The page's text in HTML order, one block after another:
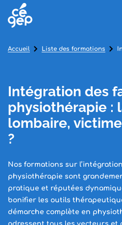
Intégration des
physiothérapie :
lombaire,
?
Nos formations sur
physiothérapie sont
pratique et réputées
bonifier les outils
démarche complète en
Accueil Liste des formations